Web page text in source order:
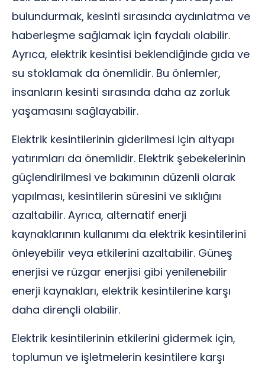
bulundurmak, kesinti sırasında aydınlatma ve
haberleşme sağlamak için faydalı olabilir.
Ayrıca, elektrik kesintisi beklendiğinde gıda ve
su stoklamak da önemlidir. Bu önlemler,
insanların kesinti sırasında daha az zorluk
yaşamasını sağlayabilir.
Elektrik kesintilerinin giderilmesi için altyapı
yatırımları da önemlidir. Elektrik şebekelerinin
güçlendirilmesi ve bakımının düzenli olarak
yapılması, kesintilerin süresini ve sıklığını
azaltabilir. Ayrıca, alternatif enerji
kaynaklarının kullanımı da elektrik kesintilerini
önleyebilir veya etkilerini azaltabilir. Güneş
enerjisi ve rüzgar enerjisi gibi yenilenebilir
enerji kaynakları, elektrik kesintilerine karşı
daha dirençli olabilir.
Elektrik kesintilerinin etkilerini gidermek için,
toplumun ve işletmelerin kesintilere karşı